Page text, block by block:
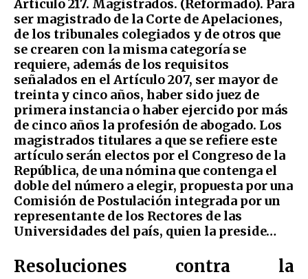
Artículo 217. Magistrados. (Reformado). Para
ser magistrado de la Corte de Apelaciones,
de los tribunales colegiados y de otros que
se crearen con la misma categoría se
requiere, además de los requisitos
señalados en el Artículo 207, ser mayor de
treinta y cinco años, haber sido juez de
primera instancia o haber ejercido por más
de cinco años la profesión de abogado. Los
magistrados titulares a que se refiere este
artículo serán electos por el Congreso de la
República, de una nómina que contenga el
doble del número a elegir, propuesta por una
Comisión de Postulación integrada por un
representante de los Rectores de las
Universidades del país, quien la preside…
Resoluciones contra la